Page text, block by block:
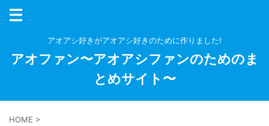
アオアシ好きがアオアシ好きのために作りました!
アオファン〜アオアシファンのためのま
とめサイト〜
HOME >